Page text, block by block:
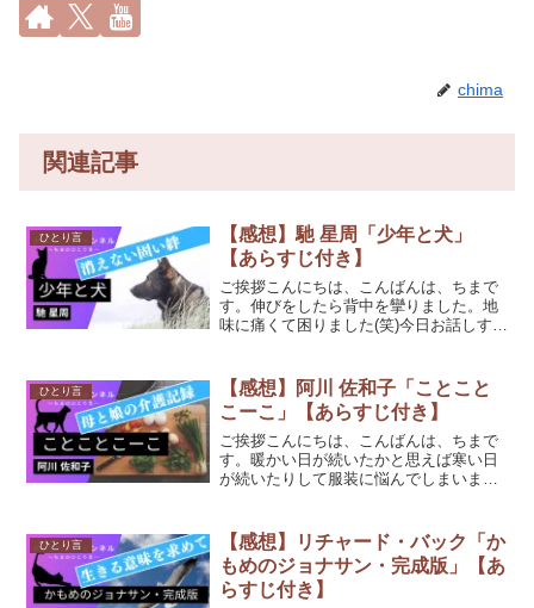
chima
関連記事
ひとり言
【感想】馳 星周「少年と犬」
【あらすじ付き】
ご挨拶こんにちは、こんばんは、ちまで
す。伸びをしたら背中を攣りました。地
味に痛くて困りました(笑)今日お話しする
{b.MoshimoAffiliateOb...
ひとり言
【感想】阿川 佐和子「ことこと
こーこ」【あらすじ付き】
ご挨拶こんにちは、こんばんは、ちまで
す。暖かい日が続いたかと思えば寒い日
が続いたりして服装に悩んでしまいます
(function(b,c,f,g,a,d,e){b.Moshi...
ひとり言
【感想】リチャード・バック「か
もめのジョナサン・完成版」【あ
らすじ付き】